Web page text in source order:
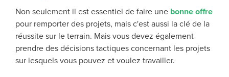
Non seulement il est essentiel de faire une bonne offre
pour remporter des projets, mais c'est aussi la clé de la
réussite sur le terrain. Mais vous devez également
prendre des décisions tactiques concernant les projets
sur lesquels vous pouvez et voulez travailler.